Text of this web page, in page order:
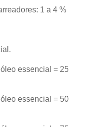
1 a 4 %
essencial = 25
essencial = 50